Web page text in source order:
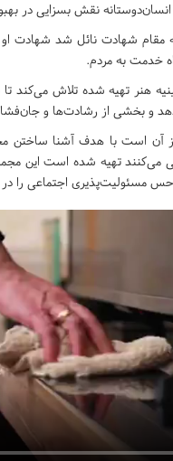
نقش بسزایی در
مقام شهادت نائل شد شهادت
خدمت به مردم.
هنر تهیه شده تلاش می‌کند تا
و بخشی از رشادت‌ها و
آن است با هدف آشنا ساختن
تهیه شده است این
مسئولیت‌پذیری اجتماعی را